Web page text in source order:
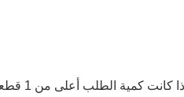
كمية الطلب أعلى من 1 قطعة.